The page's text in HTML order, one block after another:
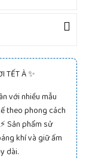
TẾT À ✨
với nhiều mẫu
theo phong cách
Sản phẩm sử
khí và giữ ấm
dài.